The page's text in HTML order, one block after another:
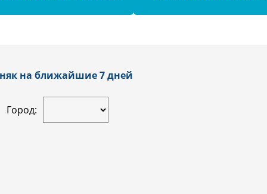
на ближайшие 7 дней
Город: